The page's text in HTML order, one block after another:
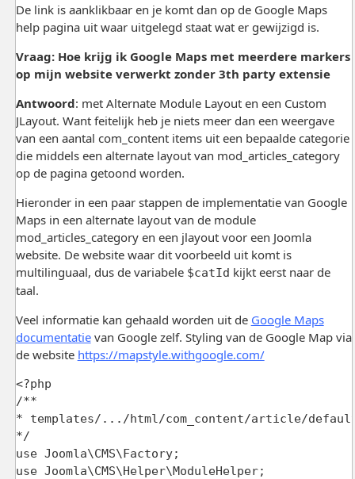
De link is aanklikbaar en je komt dan op de Google Maps
help pagina uit waar uitgelegd staat wat er gewijzigd is.
Vraag: Hoe krijg ik Google Maps met meerdere markers
op mijn website verwerkt zonder 3th party extensie
Antwoord: met Alternate Module Layout en een Custom
JLayout. Want feitelijk heb je niets meer dan een weergave
van een aantal com_content items uit een bepaalde categorie
die middels een alternate layout van mod_articles_category
op de pagina getoond worden.
Hieronder in een paar stappen de implementatie van Google
Maps in een alternate layout van de module
mod_articles_category en een jlayout voor een Joomla
website. De website waar dit voorbeeld uit komt is
multilinguaal, dus de variabele $catId kijkt eerst naar de
taal.
Veel informatie kan gehaald worden uit de Google Maps
documentatievan Google zelf. Styling van de Google Map via
de website https://mapstyle.withgoogle.com/
<?php
/**
* templates/.../html/com_content/article/
*/
use Joomla\CMS\Factory;
use Joomla\CMS\Helper\ModuleHelper;